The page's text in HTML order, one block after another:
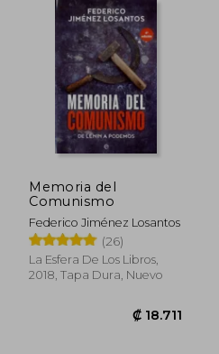
Memoria del
Comunismo
Federico Jiménez Losantos
(26)
La Esfera De Los Libros,
2018, Tapa Dura, Nuevo